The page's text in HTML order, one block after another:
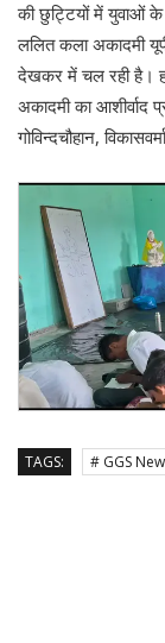
की छुट्टियों में युवाओं के
ललित कला अकादमी
देखकर में चल रही है।
अकादमी का आशीर्वाद
गोविन्दचौहान,
TAGS: # GGS